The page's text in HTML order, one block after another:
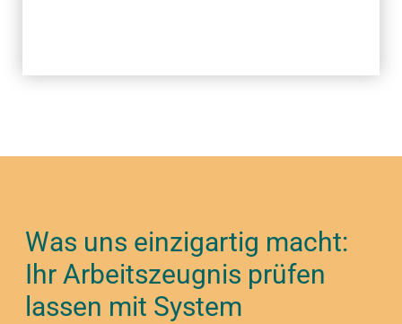
Was uns einzigartig macht:
Ihr Arbeitszeugnis prüfen
lassen mit System